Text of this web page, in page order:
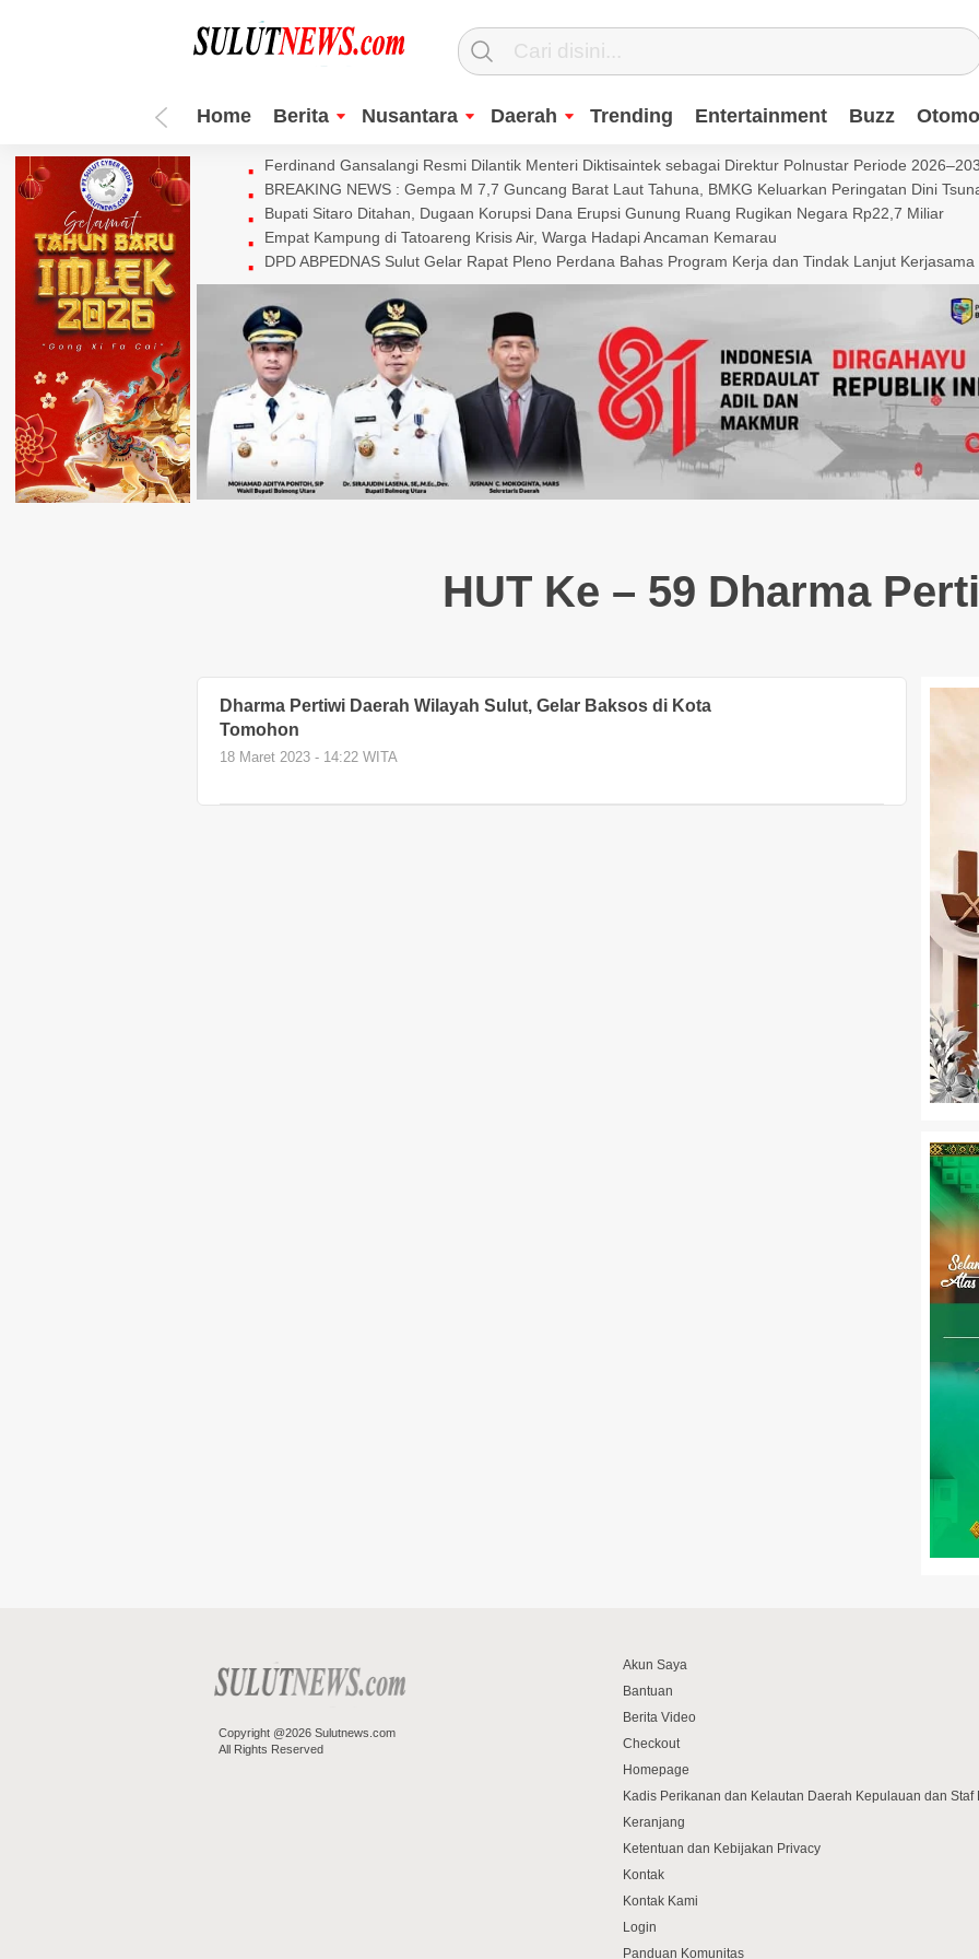
Home Berita Nusantara Daerah Trending Entertainment Buzz
Ferdinand Gansalangi Resmi Dilantik Menteri Diktisaintek sebagai Direktur Polnustar Periode
BREAKING NEWS : Gempa M 7,7 Guncang Barat Laut Tahuna, BMKG Keluarkan Peringatan Dini
Bupati Sitaro Ditahan, Dugaan Korupsi Dana Erupsi Gunung Ruang Rugikan Negara Rp22,7 Miliar
Empat Kampung di Tatoareng Krisis Air, Warga Hadapi Ancaman Kemarau
DPD ABPEDNAS Sulut Gelar Rapat Pleno Perdana Bahas Program Kerja dan Tindak Lanjut
HUT Ke – 59 Dharma
Dharma Pertiwi Daerah Wilayah Sulut, Gelar Baksos di Kota
Tomohon
18 Maret 2023 - 14:22 WITA
Copyright @2026 Sulutnews.com
All Rights Reserved
Akun Saya
Bantuan
Berita Video
Checkout
Homepage
Kadis Perikanan dan Kelautan Daerah Kepulauan dan Staf
Keranjang
Ketentuan dan Kebijakan Privacy
Kontak
Kontak Kami
Login
Panduan Komunitas